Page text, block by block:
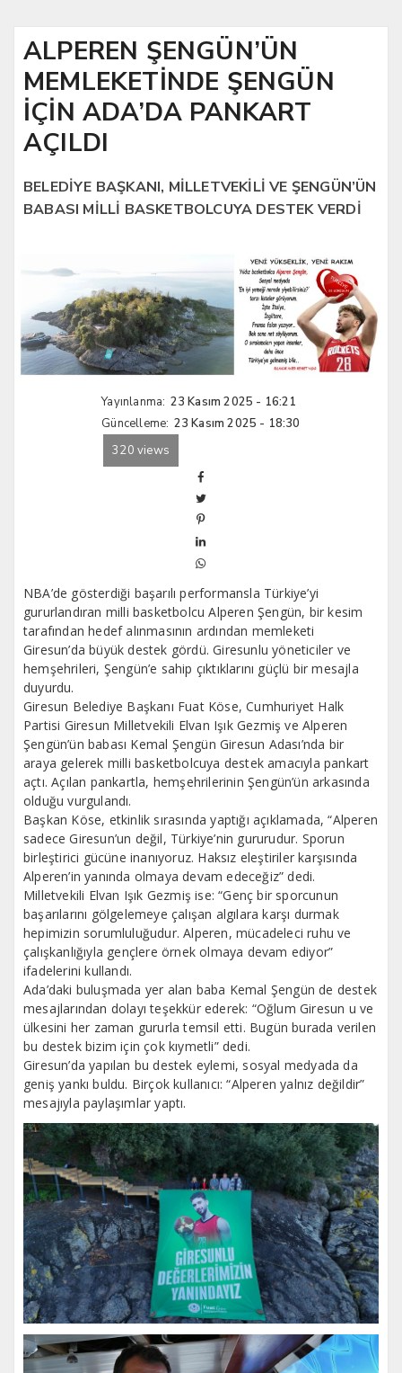
ALPEREN ŞENGÜN’ÜN
MEMLEKETİNDE ŞENGÜN
İÇİN ADA’DA PANKART
AÇILDI
BELEDİYE BAŞKANI, MİLLETVEKİLİ VE ŞENGÜN’ÜN
BABASI MİLLİ BASKETBOLCUYA DESTEK VERDİ
Yayınlanma: 23 Kasım 2025 - 16:21
Güncelleme: 23 Kasım 2025 - 18:30
320 views
NBA’de gösterdiği başarılı performansla Türkiye’yi
gururlandıran milli basketbolcu Alperen Şengün, bir kesim
tarafından hedef alınmasının ardından memleketi
Giresun’da büyük destek gördü. Giresunlu yöneticiler ve
hemşehrileri, Şengün’e sahip çıktıklarını güçlü bir mesajla
duyurdu.
Giresun Belediye Başkanı Fuat Köse, Cumhuriyet Halk
Partisi Giresun Milletvekili Elvan Işık Gezmiş ve Alperen
Şengün’ün babası Kemal Şengün Giresun Adası’nda bir
araya gelerek milli basketbolcuya destek amacıyla pankart
açtı. Açılan pankartla, hemşehrilerinin Şengün’ün arkasında
olduğu vurgulandı.
Başkan Köse, etkinlik sırasında yaptığı açıklamada, “Alperen
sadece Giresun’un değil, Türkiye’nin gururudur. Sporun
birleştirici gücüne inanıyoruz. Haksız eleştiriler karşısında
Alperen’in yanında olmaya devam edeceğiz” dedi.
Milletvekili Elvan Işık Gezmiş ise: “Genç bir sporcunun
başarılarını gölgelemeye çalışan algılara karşı durmak
hepimizin sorumluluğudur. Alperen, mücadeleci ruhu ve
çalışkanlığıyla gençlere örnek olmaya devam ediyor”
ifadelerini kullandı.
Ada’daki buluşmada yer alan baba Kemal Şengün de destek
mesajlarından dolayı teşekkür ederek: “Oğlum Giresun u ve
ülkesini her zaman gururla temsil etti. Bugün burada verilen
bu destek bizim için çok kıymetli” dedi.
Giresun’da yapılan bu destek eylemi, sosyal medyada da
geniş yankı buldu. Birçok kullanıcı: “Alperen yalnız değildir”
mesajıyla paylaşımlar yaptı.